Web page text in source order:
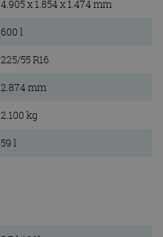
4.905 x 1.854 x 1.474 mm
600 l
225/55 R16
2.874 mm
2.100 kg
59 l